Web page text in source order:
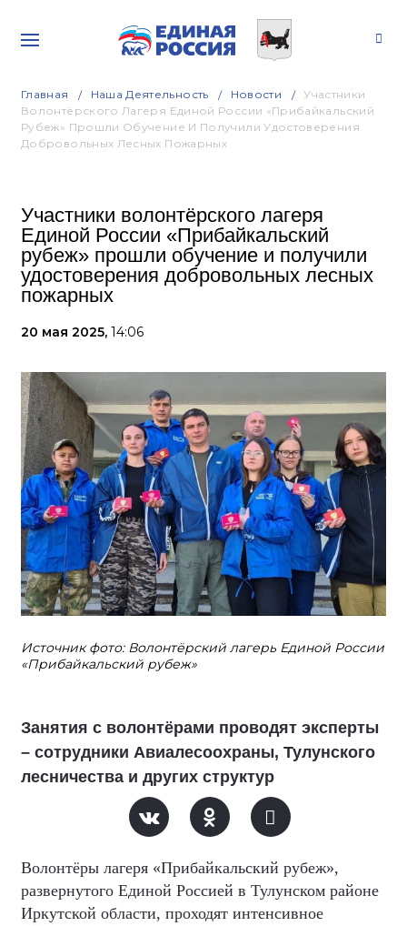
Главная Наша Деятельность Новости
Участники
Волонтёрского Лагеря Единой России «Прибайкальский
Рубеж» Прошли Обучение И Получили Удостоверения
Добровольных Лесных Пожарных
Участники волонтёрского лагеря
Единой России «Прибайкальский
рубеж» прошли обучение и получили
удостоверения добровольных лесных
пожарных
20 мая 2025, 14:06
Источник фото: Волонтёрский лагерь Единой России
«Прибайкальский рубеж»
Занятия с волонтёрами проводят эксперты
– сотрудники Авиалесоохраны, Тулунского
лесничества и других структур
Волонтёры лагеря «Прибайкальский рубеж»,
развернутого Единой Россией в Тулунском районе
Иркутской области, проходят интенсивное